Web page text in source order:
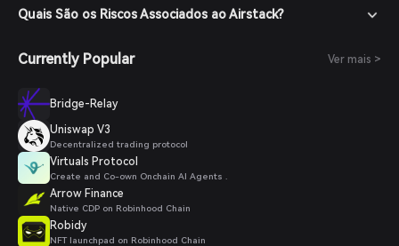
Quais São os Riscos Associados ao Airstack?
Currently Popular Ver mais >
Bridge-Relay
Uniswap V3
Decentralized trading protocol
Virtuals Protocol
Create and Co-own Onchain AI Agents .
Arrow Finance
Native CDP on Robinhood Chain
Robidy
NFT launchpad on Robinhood Chain